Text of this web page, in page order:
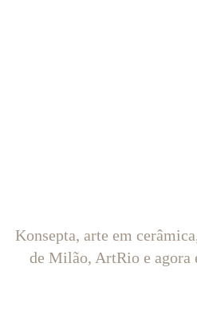
Konsepta, arte em
de Milão, ArtRio e agora